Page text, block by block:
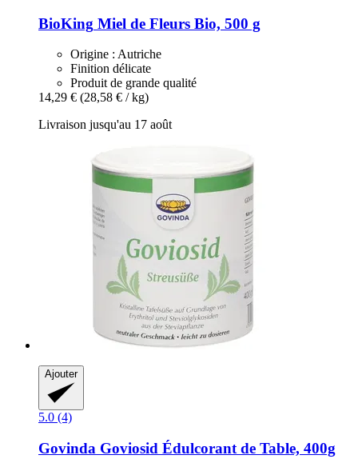
BioKing Miel de Fleurs Bio, 500 g
Origine : Autriche
Finition délicate
Produit de grande qualité
14,29 € (28,58 € / kg)
Livraison jusqu'au 17 août
Ajouter
5.0 (4)
Govinda Goviosid Édulcorant de Table, 400g